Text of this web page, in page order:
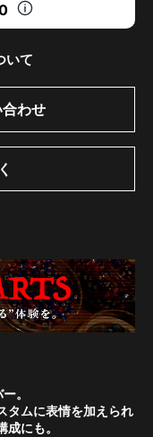
いて
わせ
。
タムに表情を加えられ
にも。